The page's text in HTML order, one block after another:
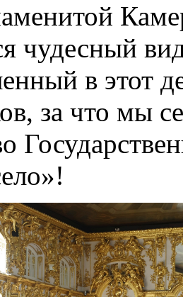
чудесный
в этот
за что мы